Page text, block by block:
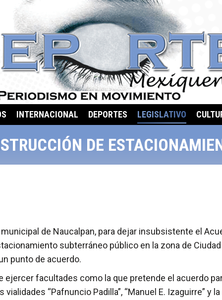
INTERNACIONAL DEPORTES LEGISLATIVO
DE
de Naucalpan, para dejar insubsistente el
subterráneo público en la zona de
punto de acuerdo.
ejercer facultades como la que pretende el acuerdo
“Pafnuncio Padilla”, “Manuel E. Izaguirre” y